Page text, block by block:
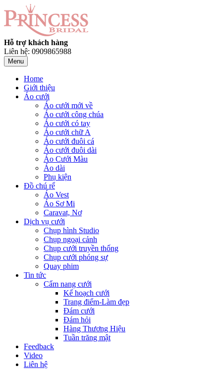
Hỗ trợ khách hàng
Liên hệ: 0909865988
Menu
Home
Giới thiệu
Áo cưới
Áo cưới mới về
Áo cưới công chúa
Áo cưới có tay
Áo cưới chữ A
Áo cưới đuôi cá
Áo cưới đuôi dài
Áo Cưới Màu
Áo dài
Phụ kiện
Đồ chú rể
Áo Vest
Áo Sơ Mi
Caravat, Nơ
Dịch vụ cưới
Chụp hình Studio
Chụp ngoại cảnh
Chụp cưới truyền thống
Chụp cưới phóng sự
Quay phim
Tin tức
Cẩm nang cưới
Kế hoạch cưới
Trang điểm-Làm đẹp
Đám cưới
Đám hỏi
Hàng Thương Hiệu
Tuần trăng mật
Feedback
Video
Liên hệ